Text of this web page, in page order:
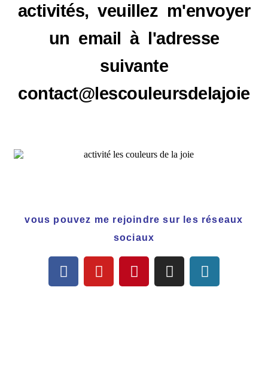
activités, veuillez m'envoyer
un email à l'adresse
suivante
contact@lescouleursdelajoie
vous pouvez me rejoindre sur les réseaux
sociaux